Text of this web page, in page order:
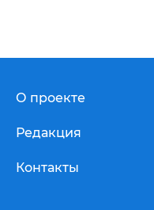
О проекте
Редакция
Контакты